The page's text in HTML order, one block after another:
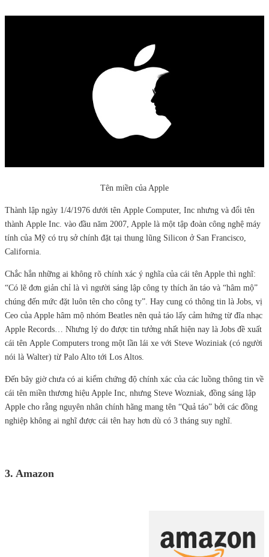
Tên miền của Apple
Thành lập ngày 1/4/1976 dưới tên Apple Computer, Inc nhưng và đổi tên
thành Apple Inc. vào đầu năm 2007, Apple là một tập đoàn công nghệ máy
tính của Mỹ có trụ sở chính đặt tại thung lũng Silicon ở San Francisco,
California.
Chắc hẳn những ai không rõ chính xác ý nghĩa của cái tên Apple thì nghĩ:
“Có lẽ đơn giản chỉ là vì người sáng lập công ty thích ăn táo và “hâm mộ”
chúng đến mức đặt luôn tên cho công ty”. Hay cung có thông tin là Jobs, vị
Ceo của Apple hâm mộ nhóm Beatles nên quả táo lấy cảm hứng từ đĩa nhạc
Apple Records… Nhưng lý do được tin tưởng nhất hiện nay là Jobs đề xuất
cái tên Apple Computers trong một lần lái xe với Steve Woziniak (có người
nói là Walter) từ Palo Alto tới Los Altos.
Đến bây giờ chưa có ai kiểm chứng độ chính xác của các luồng thông tin về
cái tên miền thương hiệu Apple Inc, nhưng Steve Wozniak, đồng sáng lập
Apple cho rằng nguyên nhân chính hãng mang tên “Quả táo” bởi các đồng
nghiệp không ai nghĩ được cái tên hay hơn dù có 3 tháng suy nghĩ.
3. Amazon